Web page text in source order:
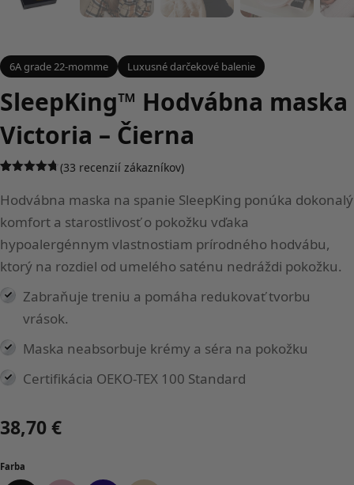
6A grade 22-momme Luxusné darčekové balenie
SleepKing™ Hodvábna maska
Victoria – Čierna
4.67
z 5
na základe
zákazníckych
recenzií
(33 recenzií zákazníkov)
38,70€
Hodvábna maska na spanie SleepKing ponúka dokonalý
komfort a starostlivosť o pokožku vďaka
hypoalergénnym vlastnostiam prírodného hodvábu,
ktorý na rozdiel od umelého saténu nedráždi pokožku.
Zabraňuje treniu a pomáha redukovať tvorbu
vrások.
Maska neabsorbuje krémy a séra na pokožku
Certifikácia OEKO-TEX 100 Standard
Farba